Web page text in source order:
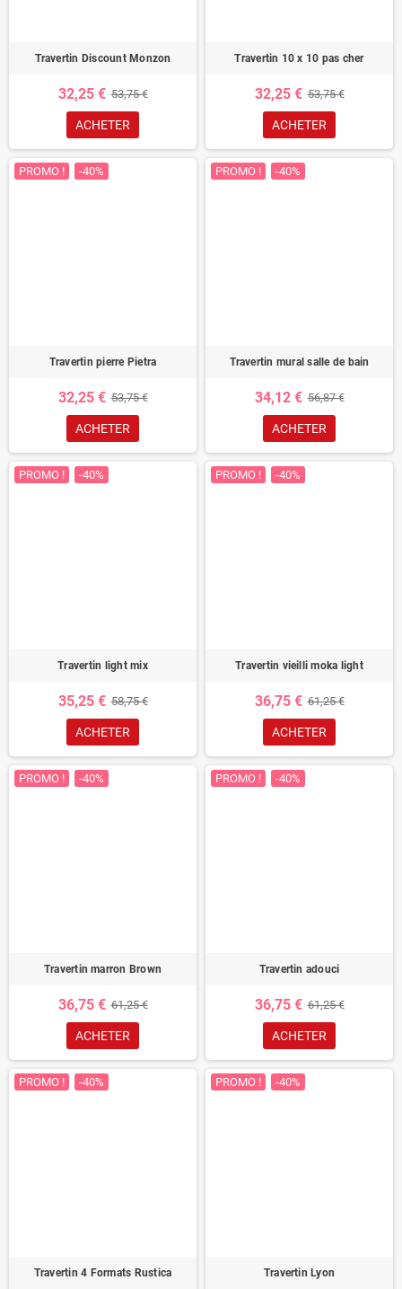
Travertin Discount Monzon
32,25 € 53,75 €
ACHETER
Travertin 10 x 10 pas cher
32,25 € 53,75 €
ACHETER
PROMO ! -40%
Travertin pierre Pietra
32,25 € 53,75 €
ACHETER
PROMO ! -40%
Travertin mural salle de bain
34,12 € 56,87 €
ACHETER
PROMO ! -40%
Travertin light mix
35,25 € 58,75 €
ACHETER
PROMO ! -40%
Travertin vieilli moka light
36,75 € 61,25 €
ACHETER
PROMO ! -40%
Travertin marron Brown
36,75 € 61,25 €
ACHETER
PROMO ! -40%
Travertin adouci
36,75 € 61,25 €
ACHETER
PROMO ! -40%
Travertin 4 Formats Rustica
PROMO ! -40%
Travertin Lyon